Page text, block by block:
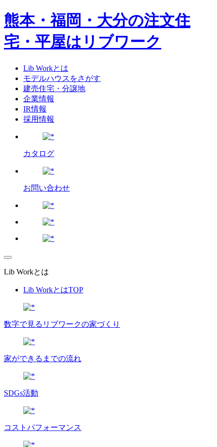
熊本・福岡・大分の注文住
宅・平屋はリブワーク
Lib Workとは
モデルハウスをさがす
建売住宅・分譲地
企業情報
IR情報
採用情報
カタログ
お問い合わせ
Lib Workとは
Lib WorkとはTOP
数字で⾒るリブワークの家づくり
家ができるまでの流れ
SDGs活動
コストパフォーマンス